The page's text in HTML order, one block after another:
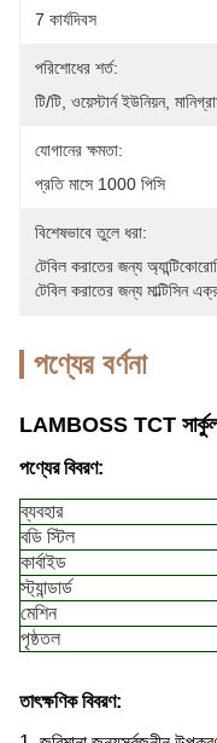
7 কার্যদিবস
পরিশোধের শর্ত:
টি/টি, ওয়েস্টার্ন ইউনিয়ন,
যোগানের ক্ষমতা:
প্রতি মাসে 1000 পিসি
বিশেষভাবে তুলে ধরা:
টেবিল করাতের জন্য
টেবিল করাতের জন্য মাল্টিসিন
পণ্যের বর্ণনা
LAMBOSS TCT সার্কুলার
পণ্যের বিবরণ:
ব্যবহার
বডি স্টিল
কার্বাইড
স্ট্যান্ডার্ড
মেশিন
পৃষ্ঠতল
তাৎক্ষণিক বিবরণ: